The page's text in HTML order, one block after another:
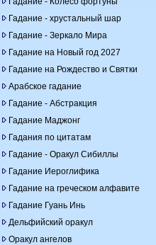
Гадание - хрустальный шар
Гадание - Зеркало Мира
Гадание на Новый год 2027
Гадание на Рождество и Святки
Арабское гадание
Гадание - Абстракция
Гадание Маджонг
Гадания по цитатам
Гадание - Оракул Сибиллы
Гадание Иероглифика
Гадание на греческом алфавите
Гадание Гуань Инь
Дельфийский оракул
Оракул ангелов